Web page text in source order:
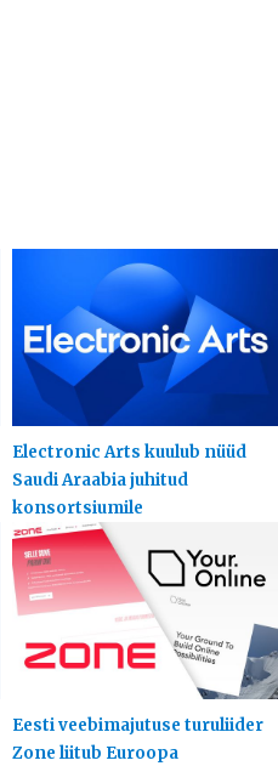
Electronic Arts kuulub nüüd
Saudi Araabia juhitud
konsortsiumile
Eesti veebimajutuse turuliider
Zone liitub Euroopa